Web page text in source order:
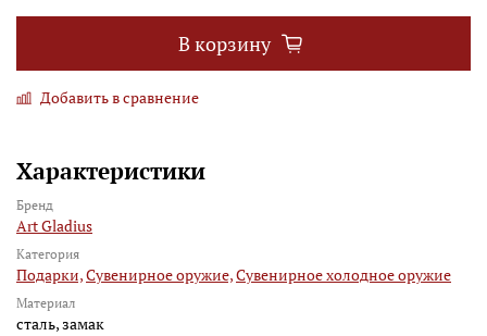
В корзину
Добавить в сравнение
Характеристики
Бренд
Art Gladius
Категория
Подарки,Сувенирное оружие,Сувенирное холодное оружие
Материал
сталь, замак